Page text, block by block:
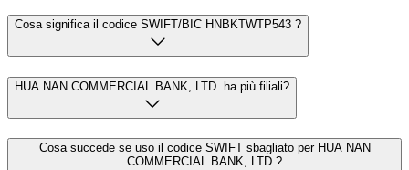
Cosa significa il codice SWIFT/BIC HNBKTWTP543 ?
HUA NAN COMMERCIAL BANK, LTD. ha più filiali?
Cosa succede se uso il codice SWIFT sbagliato per HUA NAN
COMMERCIAL BANK, LTD.?